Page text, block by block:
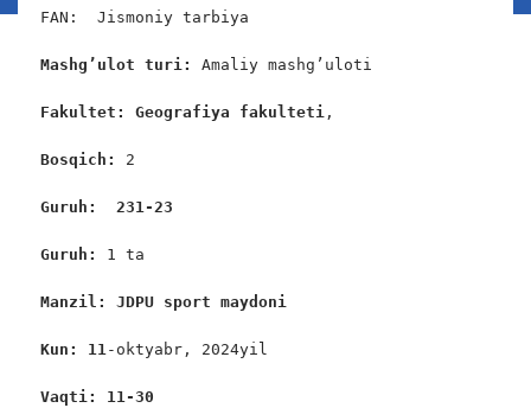
FAN:  Jismoniy tarbiya
Mashg’ulot turi: Amaliy mashg’uloti
Fakultet: Geografiya fakulteti,
Bosqich: 2
Guruh:  231-23
Guruh: 1 ta
Manzil: JDPU sport maydoni
Kun: 11-oktyabr, 2024yil
Vaqti: 11-30